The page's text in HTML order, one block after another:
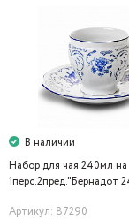
В наличии
Набор для чая 240мл на
1перс.2пред."Бернадот
Артикул: 87290